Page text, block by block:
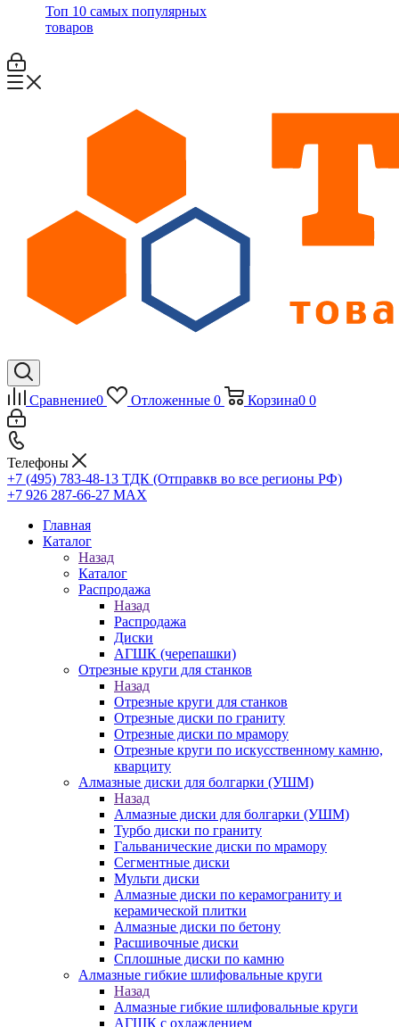
Топ 10 самых популярных
товаров
Сравнение0 Отложенные 0 Корзина0 0
Телефоны
+7 (495) 783-48-13 ТДК (Отправкв во все регионы РФ)
+7 926 287-66-27 МАХ
Главная
Каталог
Назад
Каталог
Распродажа
Назад
Распродажа
Диски
АГШК (черепашки)
Отрезные круги для станков
Назад
Отрезные круги для станков
Отрезные диски по граниту
Отрезные диски по мрамору
Отрезные круги по искусственному камню,
кварциту
Алмазные диски для болгарки (УШМ)
Назад
Алмазные диски для болгарки (УШМ)
Турбо диски по граниту
Гальванические диски по мрамору
Сегментные диски
Мульти диски
Алмазные диски по керамограниту и
керамической плитки
Алмазные диски по бетону
Расшивочные диски
Сплошные диски по камню
Алмазные гибкие шлифовальные круги
Назад
Алмазные гибкие шлифовальные круги
АГШК с охлаждением